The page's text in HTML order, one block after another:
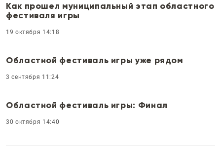
Как прошел муниципальный этап областного
фестиваля игры
19 октября 14:18
Областной фестиваль игры уже рядом
3 сентября 11:24
Областной фестиваль игры: Финал
30 октября 14:40